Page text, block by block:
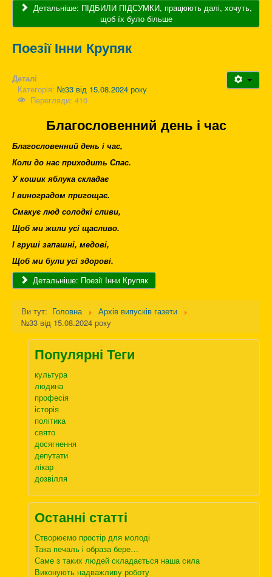
Детальніше: ПІДБИЛИ ПІДСУМКИ, працюють далі, хочуть,
щоб їх було більше
Поезії Інни Крупяк
Деталі
Категорія: №33 від 15.08.2024 року
Перегляди: 410
Благословенний день і час
Благословенний день і час,
Коли до нас приходить Спас.
У кошик яблука складає
І виноградом пригощає.
Смакує люд солодкі сливи,
Щоб ми жили усі щасливо.
І груші запашні, медові,
Щоб ми були усі здорові.
Детальніше: Поезії Інни Крупяк
Ви тут: Головна
Архів випусків газети
№33 від 15.08.2024 року
Популярні Теги
культура
людина
професія
історія
політика
свято
досягнення
депутати
лікар
дозвілля
Останні статті
Створюємо простір для молоді
Така печаль і образа бере…
Саме з таких людей складається наша сила
Виконують надважливу роботу